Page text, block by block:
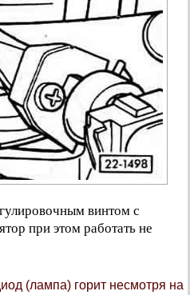
винтом с
при этом работать не
(лампа) горит несмотря на